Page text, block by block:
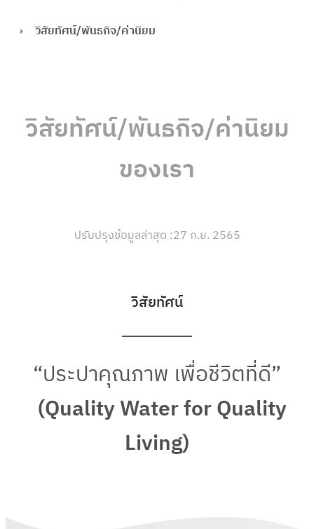
วิสัยทัศน์/พันธกิจ/ค่านิยม
วิสัยทัศน์/พันธกิจ/ค่านิยม
ของเรา
ปรับปรุงข้อมูลล่าสุด :27 ก.ย. 2565
วิสัยทัศน์
“ประปาคุณภาพ เพื่อชีวิตที่ดี”
(Quality Water for Quality
Living)